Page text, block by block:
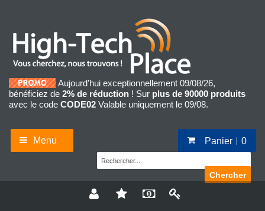
Aujourd’hui exceptionnellement 09/08/26,
bénéficiez de 2% de réduction ! Sur plus de 90000 produits
avec le code CODE02 Valable uniquement le 09/08.
Menu Panier 0
Chercher